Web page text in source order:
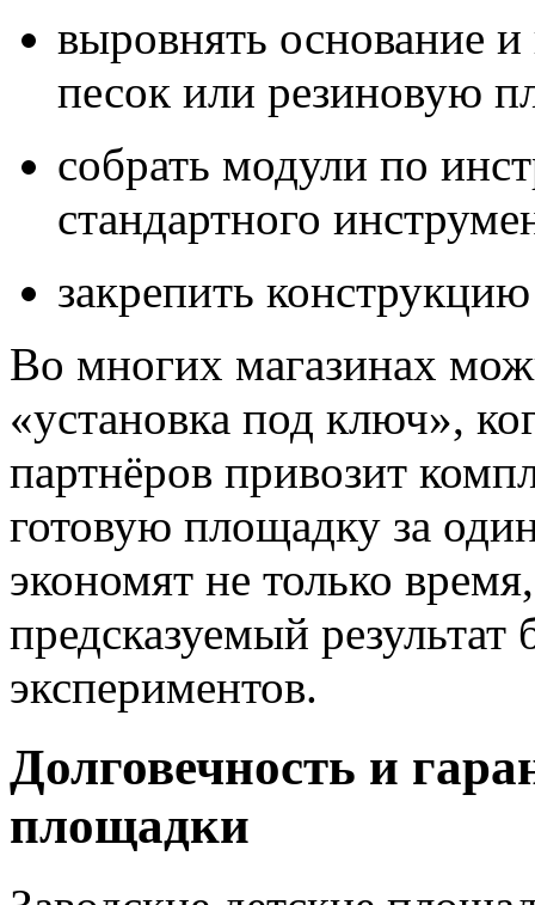
выровнять основание
песок или резиновую
собрать модули по
стандартного
закрепить
Во многих магазинах
«установка под ключ»,
партнёров привозит
готовую площадку за
экономят не только
предсказуемый
экспериментов.
Долговечность и
площадки